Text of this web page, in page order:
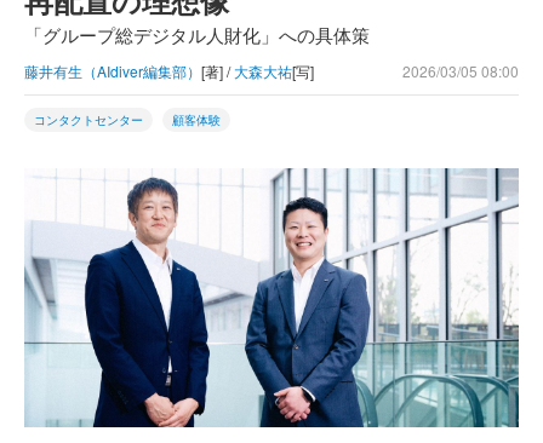
「グループ総デジタル人財化」への具体策
藤井有生（AIdiver編集部） [著] /大森大祐[写] 2026/03/05 08:00
コンタクトセンター 顧客体験